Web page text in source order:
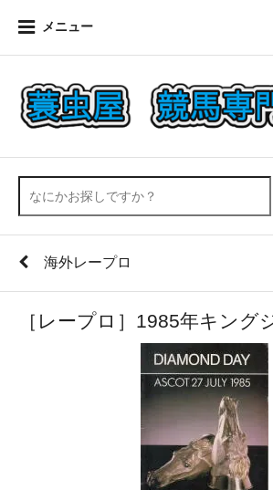
メニュー
海外レープロ
［レープロ］1985年キング